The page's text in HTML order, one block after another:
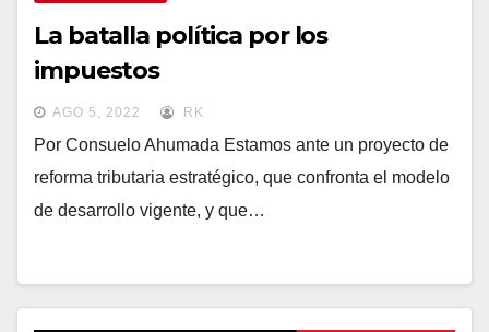
La batalla política por los
impuestos
AGO 5, 2022 RK
Por Consuelo Ahumada Estamos ante un proyecto de
reforma tributaria estratégico, que confronta el modelo
de desarrollo vigente, y que…